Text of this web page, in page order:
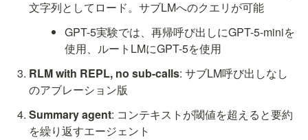
文字列としてロード。サブLMへのクエリが可能
GPT-5実験では、再帰呼び出しにGPT-5-miniを
使用、ルートLMにGPT-5を使用
RLM with REPL, no sub-calls: サブLM呼び出しなし
のアブレーション版
Summary agent: コンテキストが閾値を超えると要約
を繰り返すエージェント